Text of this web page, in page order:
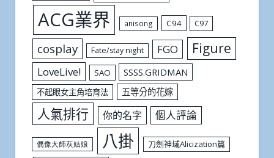
ACG業界 anisong C94 C97
cosplay Fate/stay night FGO Figure
LoveLive! SAO SSSS.GRIDMAN
不起眼女主角培育法 五等分的花嫁
人氣排行 你的名字 個人評論
偶像大師灰姑娘 八掛 刀劍神域Alicization篇